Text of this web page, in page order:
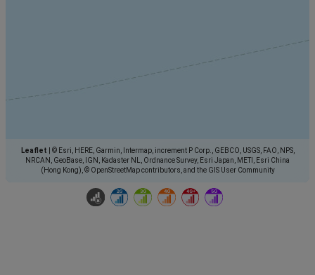
Leaflet
© Esri, HERE, Garmin, Intermap, increment P Corp., GEBCO, USGS, FAO, NPS,
NRCAN, GeoBase, IGN, Kadaster NL, Ordnance Survey, Esri Japan, METI, Esri China
(Hong Kong), © OpenStreetMap contributors, and the GIS User Community